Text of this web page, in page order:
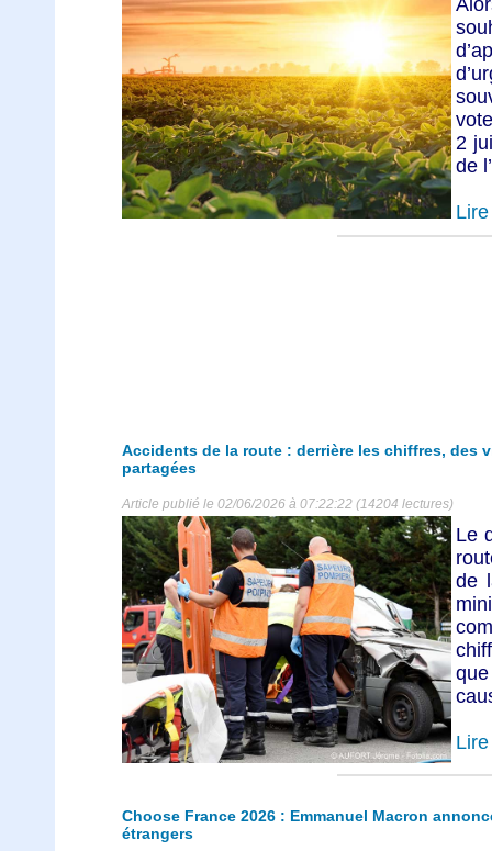
2
de
Accidents de la route : derrière les chiffres, des
partagées
Article publié le 02/06/2026 à 07:22:22 (14204 lectures)
Le
de
Choose France 2026 : Emmanuel Macron
étrangers